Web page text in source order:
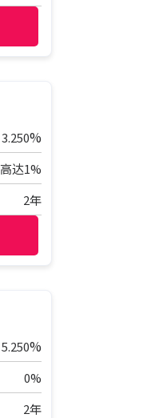
3.250%
高达1%
2年
5.250%
0%
2年